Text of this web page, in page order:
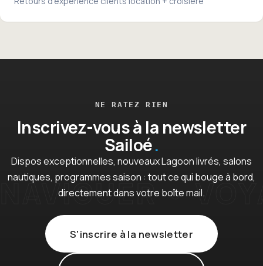
NE RATEZ RIEN
Inscrivez-vous à la newsletter
Sailoé
Dispos exceptionnelles, nouveaux Lagoon livrés, salons
nautiques, programmes saison : tout ce qui bouge à bord,
directement dans votre boîte mail.
S'inscrire à la newsletter